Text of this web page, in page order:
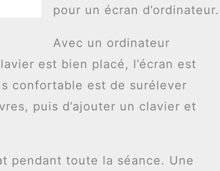
pour un écran d’ordinateur.
Avec un ordinateur
est bien placé, l’écran est
confortable est de surélever
puis d’ajouter un clavier et
pendant toute la séance. Une